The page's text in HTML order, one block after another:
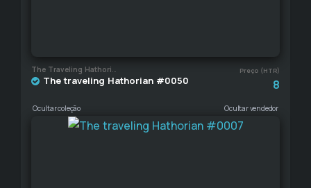
The Traveling Hathorian Preço (HTR)
The traveling Hathorian #0050 8
Ocultar coleção Ocultar vendedor